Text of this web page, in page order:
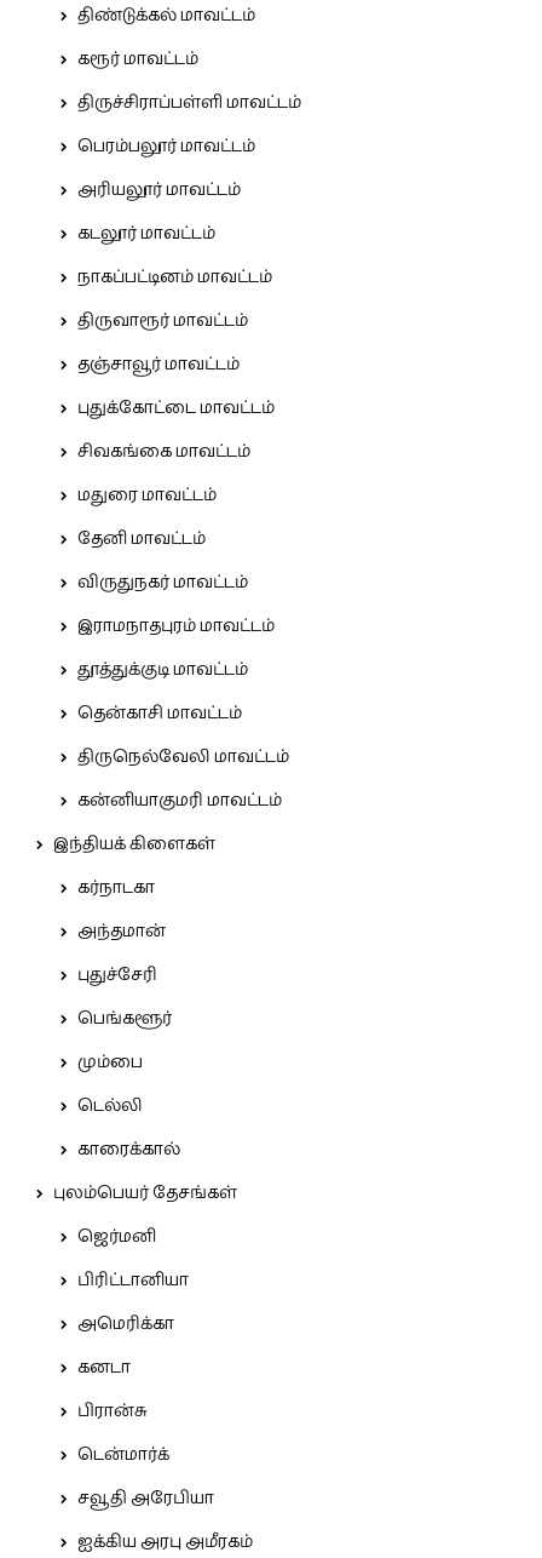
திண்டுக்கல் மாவட்டம்
கரூர் மாவட்டம்
திருச்சிராப்பள்ளி மாவட்டம்
பெரம்பலூர் மாவட்டம்
அரியலூர் மாவட்டம்
கடலூர் மாவட்டம்
நாகப்பட்டினம் மாவட்டம்
திருவாரூர் மாவட்டம்
தஞ்சாவூர் மாவட்டம்
புதுக்கோட்டை மாவட்டம்
சிவகங்கை மாவட்டம்
மதுரை மாவட்டம்
தேனி மாவட்டம்
விருதுநகர் மாவட்டம்
இராமநாதபுரம் மாவட்டம்
தூத்துக்குடி மாவட்டம்
தென்காசி மாவட்டம்
திருநெல்வேலி மாவட்டம்
கன்னியாகுமரி மாவட்டம்
இந்தியக் கிளைகள்
கர்நாடகா
அந்தமான்
புதுச்சேரி
பெங்களூர்
மும்பை
டெல்லி
காரைக்கால்
புலம்பெயர் தேசங்கள்
ஜெர்மனி
பிரிட்டானியா
அமெரிக்கா
கனடா
பிரான்சு
டென்மார்க்
சவூதி அரேபியா
ஐக்கிய அரபு அமீரகம்